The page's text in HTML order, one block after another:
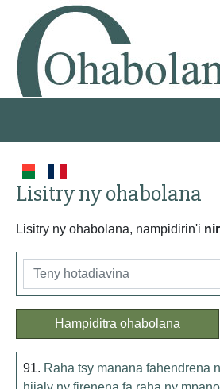
Lisitry ny ohabolana
Lisitry ny ohabolana, nampidirin'i
Hampiditra ohabolana
91. Raha tsy manana fahendrena